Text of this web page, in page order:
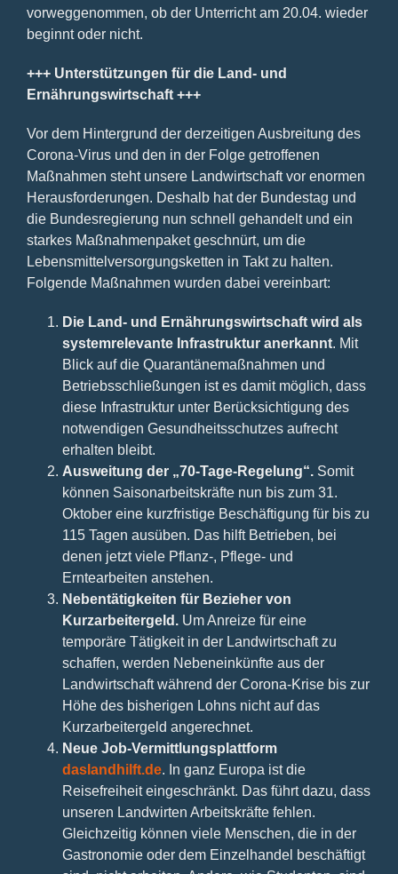
vorweggenommen, ob der Unterricht am 20.04. wieder
beginnt oder nicht.
+++ Unterstützungen für die Land- und
Ernährungswirtschaft +++
Vor dem Hintergrund der derzeitigen Ausbreitung des
Corona-Virus und den in der Folge getroffenen
Maßnahmen steht unsere Landwirtschaft vor enormen
Herausforderungen. Deshalb hat der Bundestag und
die Bundesregierung nun schnell gehandelt und ein
starkes Maßnahmenpaket geschnürt, um die
Lebensmittelversorgungsketten in Takt zu halten.
Folgende Maßnahmen wurden dabei vereinbart:
Die Land- und Ernährungswirtschaft wird als
systemrelevante Infrastruktur anerkannt. Mit
Blick auf die Quarantänemaßnahmen und
Betriebsschließungen ist es damit möglich, dass
diese Infrastruktur unter Berücksichtigung des
notwendigen Gesundheitsschutzes aufrecht
erhalten bleibt.
Ausweitung der „70-Tage-Regelung“. Somit
können Saisonarbeitskräfte nun bis zum 31.
Oktober eine kurzfristige Beschäftigung für bis zu
115 Tagen ausüben. Das hilft Betrieben, bei
denen jetzt viele Pflanz-, Pflege- und
Erntearbeiten anstehen.
Nebentätigkeiten für Bezieher von
Kurzarbeitergeld. Um Anreize für eine
temporäre Tätigkeit in der Landwirtschaft zu
schaffen, werden Nebeneinkünfte aus der
Landwirtschaft während der Corona-Krise bis zur
Höhe des bisherigen Lohns nicht auf das
Kurzarbeitergeld angerechnet.
Neue Job-Vermittlungsplattform
daslandhilft.de. In ganz Europa ist die
Reisefreiheit eingeschränkt. Das führt dazu, dass
unseren Landwirten Arbeitskräfte fehlen.
Gleichzeitig können viele Menschen, die in der
Gastronomie oder dem Einzelhandel beschäftigt